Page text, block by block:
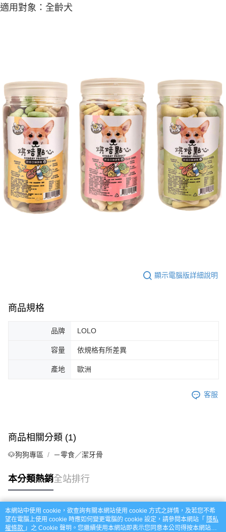
適用對象：全齡犬
顯示電腦版詳細說明
商品規格
品牌 LOLO
容量 依規格有所差異
產地 歐洲
客服
商品相關分類 (1)
🐶狗狗專區 －零食／潔牙骨
本分類熱銷全站排行
熱門標籤
本網站中使用 cookie，欲查詢有關本網站使用 cookie 方式之詳情，及若您不希
望在電腦上使用 cookie 時應如何變更電腦的 cookie 設定，請參閱本網站「 隱私
權條款 」之 Cookie 聲明。您繼續使用本網站即表示您同意本公司得按本網站使